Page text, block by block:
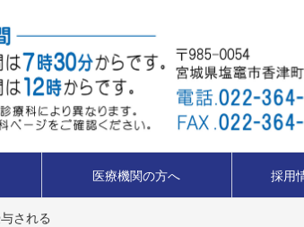
医療機関の方へ 採用
される